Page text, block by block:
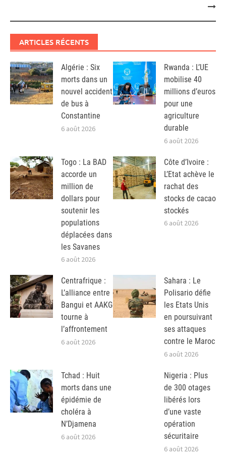
ARTICLES RÉCENTS
Algérie : Six
morts dans un
nouvel accident
de bus à
Constantine
6 août 2026
Rwanda : L’UE
mobilise 40
millions d’euros
pour une
agriculture
durable
6 août 2026
Togo : La BAD
accorde un
million de
dollars pour
soutenir les
populations
déplacées dans
les Savanes
6 août 2026
Côte d’Ivoire :
L’Etat achève le
rachat des
stocks de cacao
stockés
6 août 2026
Centrafrique :
L’alliance entre
Bangui et AAKG
tourne à
l’affrontement
6 août 2026
Sahara : Le
Polisario défie
les Etats Unis
en poursuivant
ses attaques
contre le Maroc
6 août 2026
Tchad : Huit
morts dans une
épidémie de
choléra à
N’Djamena
6 août 2026
Nigeria : Plus
de 300 otages
libérés lors
d’une vaste
opération
sécuritaire
6 août 2026